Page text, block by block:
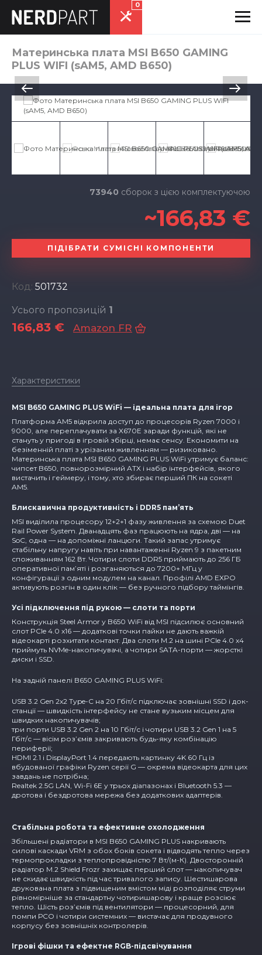
0
Материнська плата MSI B650 GAMING
PLUS WIFI (sAM5, AMD B650)
Код: 501732
Усього пропозицій 1
166,83 € Amazon FR
73940 сборок з цією комплектуючою
~166,83 €
ПІДІБРАТИ СУМІСНІ КОМПОНЕНТИ
Характеристики
MSI B650 GAMING PLUS WiFi — ідеальна плата для ігор
Платформа AM5 відкрила доступ до процесорів Ryzen 7000 і
9000, але переплачувати за X670E заради функцій, які не
стануть у пригоді в ігровій збірці, немає сенсу. Економити на
безіменній платі з урізаним живленням — ризиковано.
Материнська плата MSI B650 GAMING PLUS WiFi утримує баланс:
чипсет B650, повнорозмірний ATX і набір інтерфейсів, якого
вистачить і геймеру, і тому, хто збирає перший ПК на сокеті
AM5.
Блискавична продуктивність і DDR5 пам’ять
MSI виділила процесору 12+2+1 фазу живлення за схемою Duet
Rail Power System. Дванадцять фаз працюють на ядра, дві — на
SoC, одна — на допоміжні ланцюги. Такий запас утримує
стабільну напругу навіть при навантаженні Ryzen 9 з пакетним
споживанням 162 Вт. Чотири слоти DDR5 приймають до 256 ГБ
оперативної пам’яті і розганяються до 7200+ МГц у
конфігурації з одним модулем на канал. Профілі AMD EXPO
активують розгін в один клік — без ручного підбору таймінгів.
Усі підключення під рукою — слоти та порти
Конструкція Steel Armor у B650 WiFi від MSI підсилює основний
слот PCIe 4.0 x16 — додаткові точки пайки не дають важкій
відеокарті розхитати контакт. Два слоти M.2 на шині PCIe 4.0 x4
приймуть NVMe-накопичувачі, а чотири SATA-порти — жорсткі
диски і SSD.
На задній панелі B650 GAMING PLUS WiFi:
USB 3.2 Gen 2x2 Type-C на 20 Гбіт/с підключає зовнішні SSD і док-
станції — швидкість інтерфейсу не стане вузьким місцем для
швидких накопичувачів;
три порти USB 3.2 Gen 2 на 10 Гбіт/с і чотири USB 3.2 Gen 1 на 5
Гбіт/с — вісім роз’ємів закривають будь-яку комбінацію
периферії;
HDMI 2.1 і DisplayPort 1.4 передають картинку 4K 60 Гц із
вбудованої графіки Ryzen серії G — окрема відеокарта для цих
завдань не потрібна;
Realtek 2.5G LAN, Wi-Fi 6E у трьох діапазонах і Bluetooth 5.3 —
дротова і бездротова мережа без додаткових адаптерів.
Стабільна робота та ефективне охолодження
Збільшені радіатори в MSI B650 GAMING PLUS накривають
силові каскади VRM з обох боків сокета і відводять тепло через
термопрокладки з теплопровідністю 7 Вт/(м-К). Двосторонній
радіатор M.2 Shield Frozr захищає перший слот — накопичувач
не скидає швидкість під час тривалого запису. Шестишарова
друкована плата з підвищеним вмістом міді розподіляє струми
рівномірніше за стандартну чотиришарову і краще розсіює
тепло. Шість роз’ємів під вентилятори — процесорний, для
помпи РСО і чотири системних — вистачає для продувного
корпусу без зовнішніх контролерів.
Ігрові фішки та ефектне RGB-підсвічування